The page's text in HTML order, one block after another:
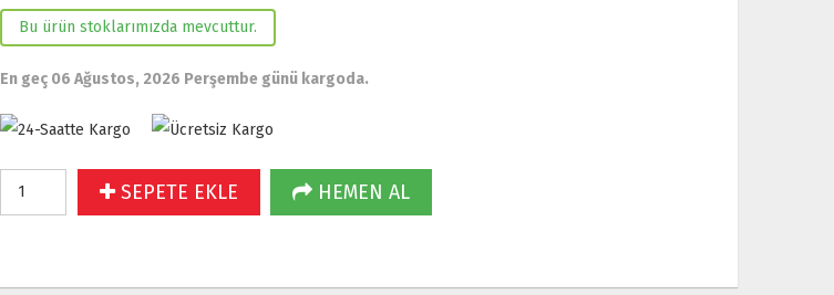
Bu ürün stoklarımızda mevcuttur.
En geç 06 Ağustos, 2026 Perşembe günü kargoda.
SEPETE EKLE HEMEN AL